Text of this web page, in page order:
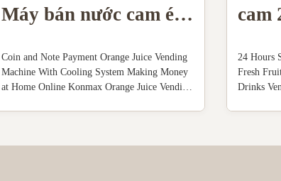
Máy bán nước cam ép
Coin and Note Payment Orange Juice Vending
Machine With Cooling System Making Money
at Home Online Konmax Orange Juice Vending
squeezed orange juice in 60 seconds...
cam
24 Hours
Fresh
Drinks
cup